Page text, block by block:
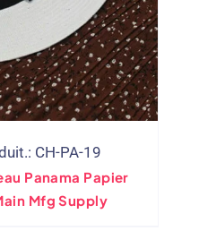
CH-PA-19
Panama Papier
Mfg Supply